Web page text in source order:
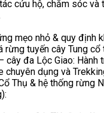
cứu hộ, chăm sóc và
mẹo nhỏ & quy định
rừng tuyến cây Tung cổ
cây đa Lộc Giao: Hành
chuyên dụng và
Thụ & hệ thống rừng